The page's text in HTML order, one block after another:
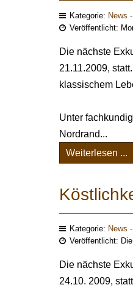
Kategorie: News
Veröffentlicht:
Die nächste
21.11.2009,
klassischem
Unter
Nordrand...
Weiterlesen ...
Kategorie: News
Veröffentlicht:
Die nächste
24.10. 2009,